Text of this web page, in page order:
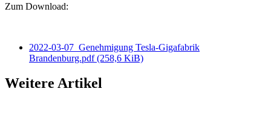
Zum Download:
2022-03-07_Genehmigung Tesla-Gigafabrik
Brandenburg.pdf(258,6 KiB)
Weitere Artikel